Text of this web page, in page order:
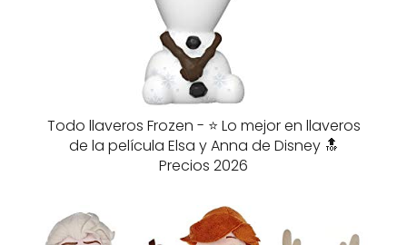
Todo llaveros Frozen - ⭐️ Lo mejor en llaveros
de la película Elsa y Anna de Disney 🔝
Precios 2026